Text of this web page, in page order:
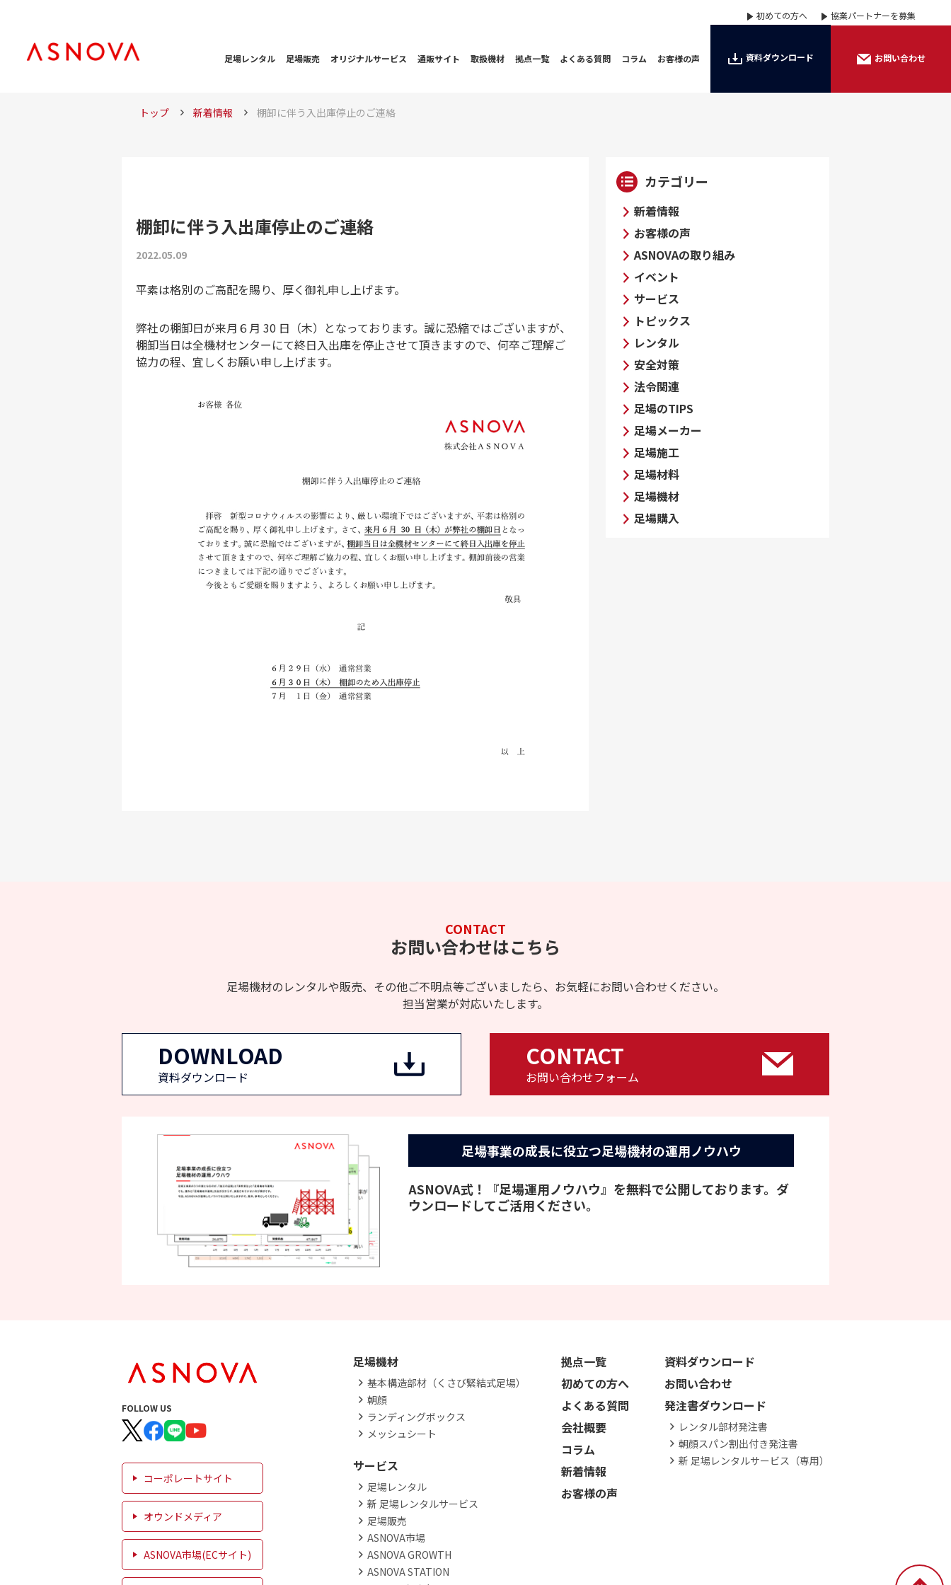
初めての方へ 協業パートナーを募集
足場レンタル 足場販売 オリジナルサービス 通販サイト 取扱機材 拠点一覧 よくある質問 コラム お客様の声 資料ダウンロード お問い合わせ
トップ 新着情報 棚卸に伴う入出庫停止のご連絡
棚卸に伴う入出庫停止のご連絡
2022.05.09
平素は格別のご高配を賜り、厚く御礼申し上げます。
弊社の棚卸日が来月６月 30 日（木）となっております。誠に恐縮ではございますが、
棚卸当日は全機材センターにて終日入出庫を停止させて頂きますので、何卒ご理解ご
協力の程、宜しくお願い申し上げます。
カテゴリー
新着情報
お客様の声
ASNOVAの取り組み
イベント
サービス
トピックス
レンタル
安全対策
法令関連
足場のTIPS
足場メーカー
足場施工
足場材料
足場機材
足場購入
CONTACT
お問い合わせはこちら
足場機材のレンタルや販売、その他ご不明点等ございましたら、お気軽にお問い合わせください。
担当営業が対応いたします。
DOWNLOAD
資料ダウンロード
CONTACT
お問い合わせフォーム
足場事業の成長に役立つ足場機材の運用ノウハウ
ASNOVA式！『足場運用ノウハウ』を無料で公開しております。ダ
ウンロードしてご活用ください。
FOLLOW US
コーポレートサイト
オウンドメディア
ASNOVA市場(ECサイト)
足場機材
基本構造部材（くさび緊結式足場）
朝顔
ランディングボックス
メッシュシート
サービス
足場レンタル
新 足場レンタルサービス
足場販売
ASNOVA市場
ASNOVA GROWTH
ASNOVA STATION
拠点一覧
初めての方へ
よくある質問
会社概要
コラム
新着情報
お客様の声
資料ダウンロード
お問い合わせ
発注書ダウンロード
レンタル部材発注書
朝顔スパン割出付き発注書
新 足場レンタルサービス（専用）